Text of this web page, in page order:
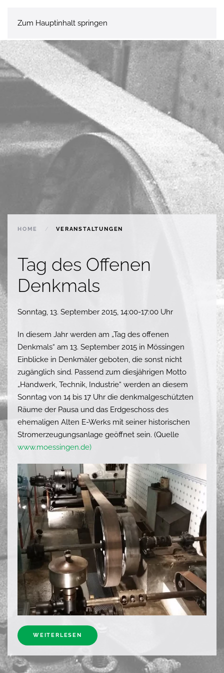
Zum Hauptinhalt springen
HOME VERANSTALTUNGEN
Tag des Offenen
Denkmals
Sonntag, 13. September 2015, 14:00-17:00 Uhr
In diesem Jahr werden am „Tag des offenen
Denkmals“ am 13. September 2015 in Mössingen
Einblicke in Denkmäler geboten, die sonst nicht
zugänglich sind. Passend zum diesjährigen Motto
„Handwerk, Technik, Industrie“ werden an diesem
Sonntag von 14 bis 17 Uhr die denkmalgeschützten
Räume der Pausa und das Erdgeschoss des
ehemaligen Alten E-Werks mit seiner historischen
Stromerzeugungsanlage geöffnet sein. (Quelle
www.moessingen.de)
WEITERLESEN